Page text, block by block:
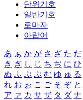
단위기호
일반기호
로마자
아랍어
あ ぁ か が さ ざ た だ
き ぎ し じ ち ぢ に ひ
ぬ ふ ぶ ぷ む ゆ ゅ る
れ お ぉ こ ご そ ぞ と
ア ァ カ サ ザ タ ダ ナ